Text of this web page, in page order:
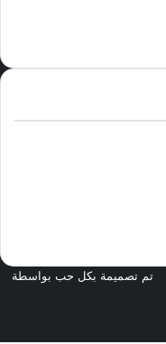
تم تصميمة بكل حب بواسطة